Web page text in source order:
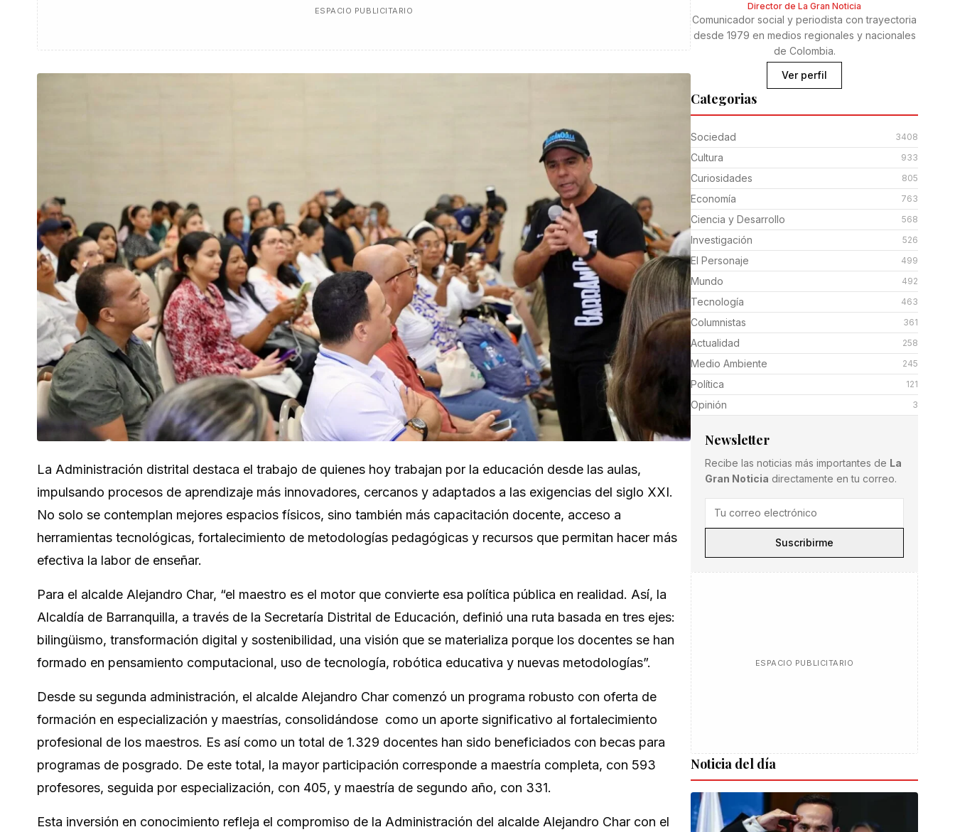
ESPACIO PUBLICITARIO
La Administración distrital destaca el trabajo de quienes hoy trabajan por la educación desde las aulas,
impulsando procesos de aprendizaje más innovadores, cercanos y adaptados a las exigencias del siglo XXI.
No solo se contemplan mejores espacios físicos, sino también más capacitación docente, acceso a
herramientas tecnológicas, fortalecimiento de metodologías pedagógicas y recursos que permitan hacer más
efectiva la labor de enseñar.
Para el alcalde Alejandro Char, “el maestro es el motor que convierte esa política pública en realidad. Así, la
Alcaldía de Barranquilla, a través de la Secretaría Distrital de Educación, definió una ruta basada en tres ejes:
bilingüismo, transformación digital y sostenibilidad, una visión que se materializa porque los docentes se han
formado en pensamiento computacional, uso de tecnología, robótica educativa y nuevas metodologías”.
Desde su segunda administración, el alcalde Alejandro Char comenzó un programa robusto con oferta de
formación en especialización y maestrías, consolidándose como un aporte significativo al fortalecimiento
profesional de los maestros. Es así como un total de 1.329 docentes han sido beneficiados con becas para
programas de posgrado. De este total, la mayor participación corresponde a maestría completa, con 593
profesores, seguida por especialización, con 405, y maestría de segundo año, con 331.
Esta inversión en conocimiento refleja el compromiso de la Administración del alcalde Alejandro Char con el
Director de La Gran Noticia
Comunicador social y periodista con trayectoria
desde 1979 en medios regionales y nacionales
de Colombia.
Ver perfil
Categorias
Sociedad 3408
Cultura 933
Curiosidades 805
Economía 763
Ciencia y Desarrollo 568
Investigación 526
El Personaje 499
Mundo 492
Tecnología 463
Columnistas 361
Actualidad 258
Medio Ambiente 245
Política 121
Opinión 3
Newsletter
Recibe las noticias más importantes de La
Gran Noticia directamente en tu correo.
Suscribirme
ESPACIO PUBLICITARIO
Noticia del día